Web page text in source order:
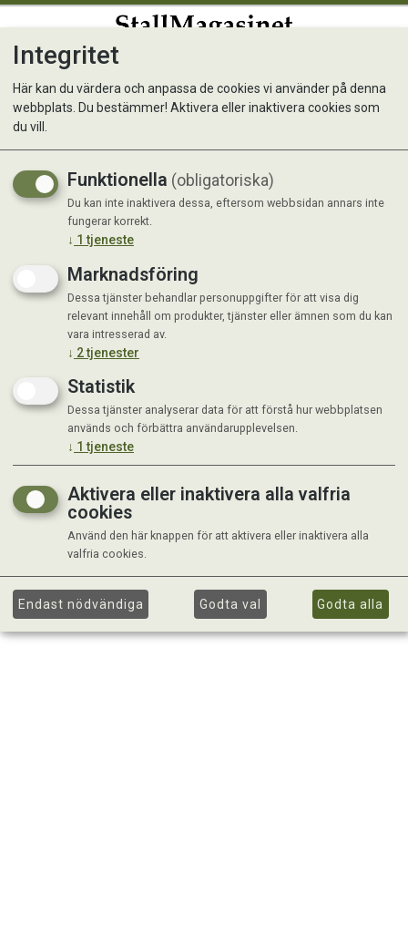
Kunde inte hitta produkten
Integritet
Här kan du värdera och anpassa de cookies vi använder på denna
webbplats. Du bestämmer! Aktivera eller inaktivera cookies som
du vill.
Funktionella (obligatoriska)
Du kan inte inaktivera dessa, eftersom webbsidan annars inte
fungerar korrekt.
↓ 1 tjeneste
Marknadsföring
Dessa tjänster behandlar personuppgifter för att visa dig
relevant innehåll om produkter, tjänster eller ämnen som du kan
vara intresserad av.
↓ 2tjenester
Statistik
Dessa tjänster analyserar data för att förstå hur webbplatsen
används och förbättra användarupplevelsen.
↓ 1 tjeneste
Aktivera eller inaktivera alla valfria
cookies
Använd den här knappen för att aktivera eller inaktivera alla
valfria cookies.
Endast nödvändiga Godta val Godta alla